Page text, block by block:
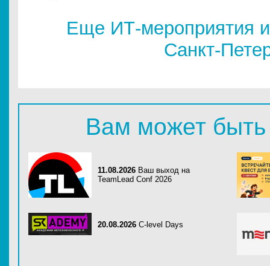
Еще ИТ-мероприятия
Санкт-
Вам может быть
11.08.2026 Ваш выход на
TeamLead Conf 2026
20.08.2026 C-level Days